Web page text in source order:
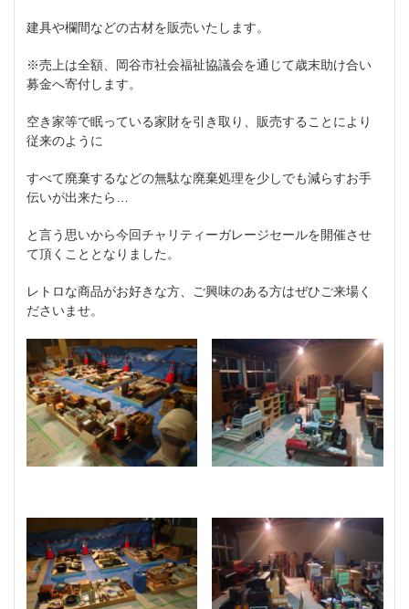
建具や欄間などの古材を販売いたします。
※売上は全額、岡谷市社会福祉協議会を通じて歳末助け合い
募金へ寄付します。
空き家等で眠っている家財を引き取り、販売することにより
従来のように
すべて廃棄するなどの無駄な廃棄処理を少しでも減らすお手
伝いが出来たら…
と言う思いから今回チャリティーガレージセールを開催させ
て頂くこととなりました。
レトロな商品がお好きな方、ご興味のある方はぜひご来場く
ださいませ。